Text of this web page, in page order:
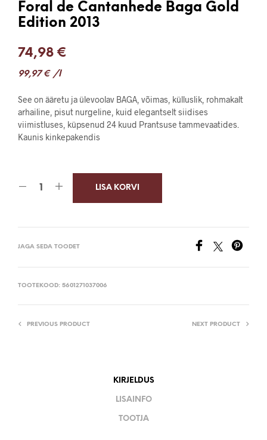
Foral de Cantanhede Baga Gold
Edition 2013
74,98 €
99,97€ /l
See on ääretu ja ülevoolav BAGA, võimas, külluslik, rohmakalt
arhailine, pisut nurgeline, kuid elegantselt siidises
viimistluses, küpsenud 24 kuud Prantsuse tammevaatides.
Kaunis kinkepakendis
LISA KORVI
JAGA SEDA TOODET
TOOTEKOOD: 5601271037006
PREVIOUS PRODUCT NEXT PRODUCT
KIRJELDUS
LISAINFO
TOOTJA